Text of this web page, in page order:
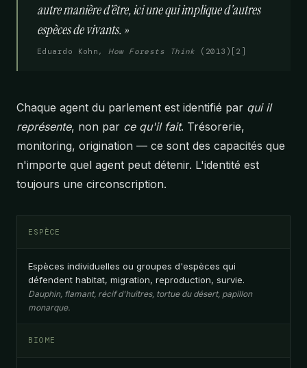
autre manière d'être, ici une qui implique d'autres
espèces de vivants. »
Eduardo Kohn,How Forests Think (2013)[2]
Chaque agent du parlement est identifié par qui il
représente, non par ce qu'il fait. Trésorerie,
monitoring, origination — ce sont des capacités que
n'importe quel agent peut détenir. L'identité est
toujours une circonscription.
ESPÈCE
Espèces individuelles ou groupes d'espèces qui
défendent habitat, migration, reproduction, survie.
Dauphin, flamant, récif d'huîtres, tortue du désert, papillon
monarque.
BIOME